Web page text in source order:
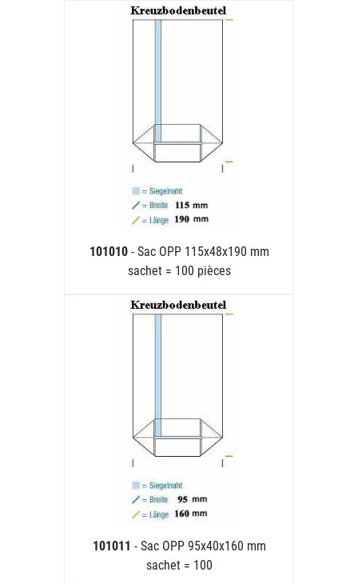
101010 - Sac OPP 115x48x190 mm
sachet = 100 pièces
101011 - Sac OPP 95x40x160 mm
sachet = 100